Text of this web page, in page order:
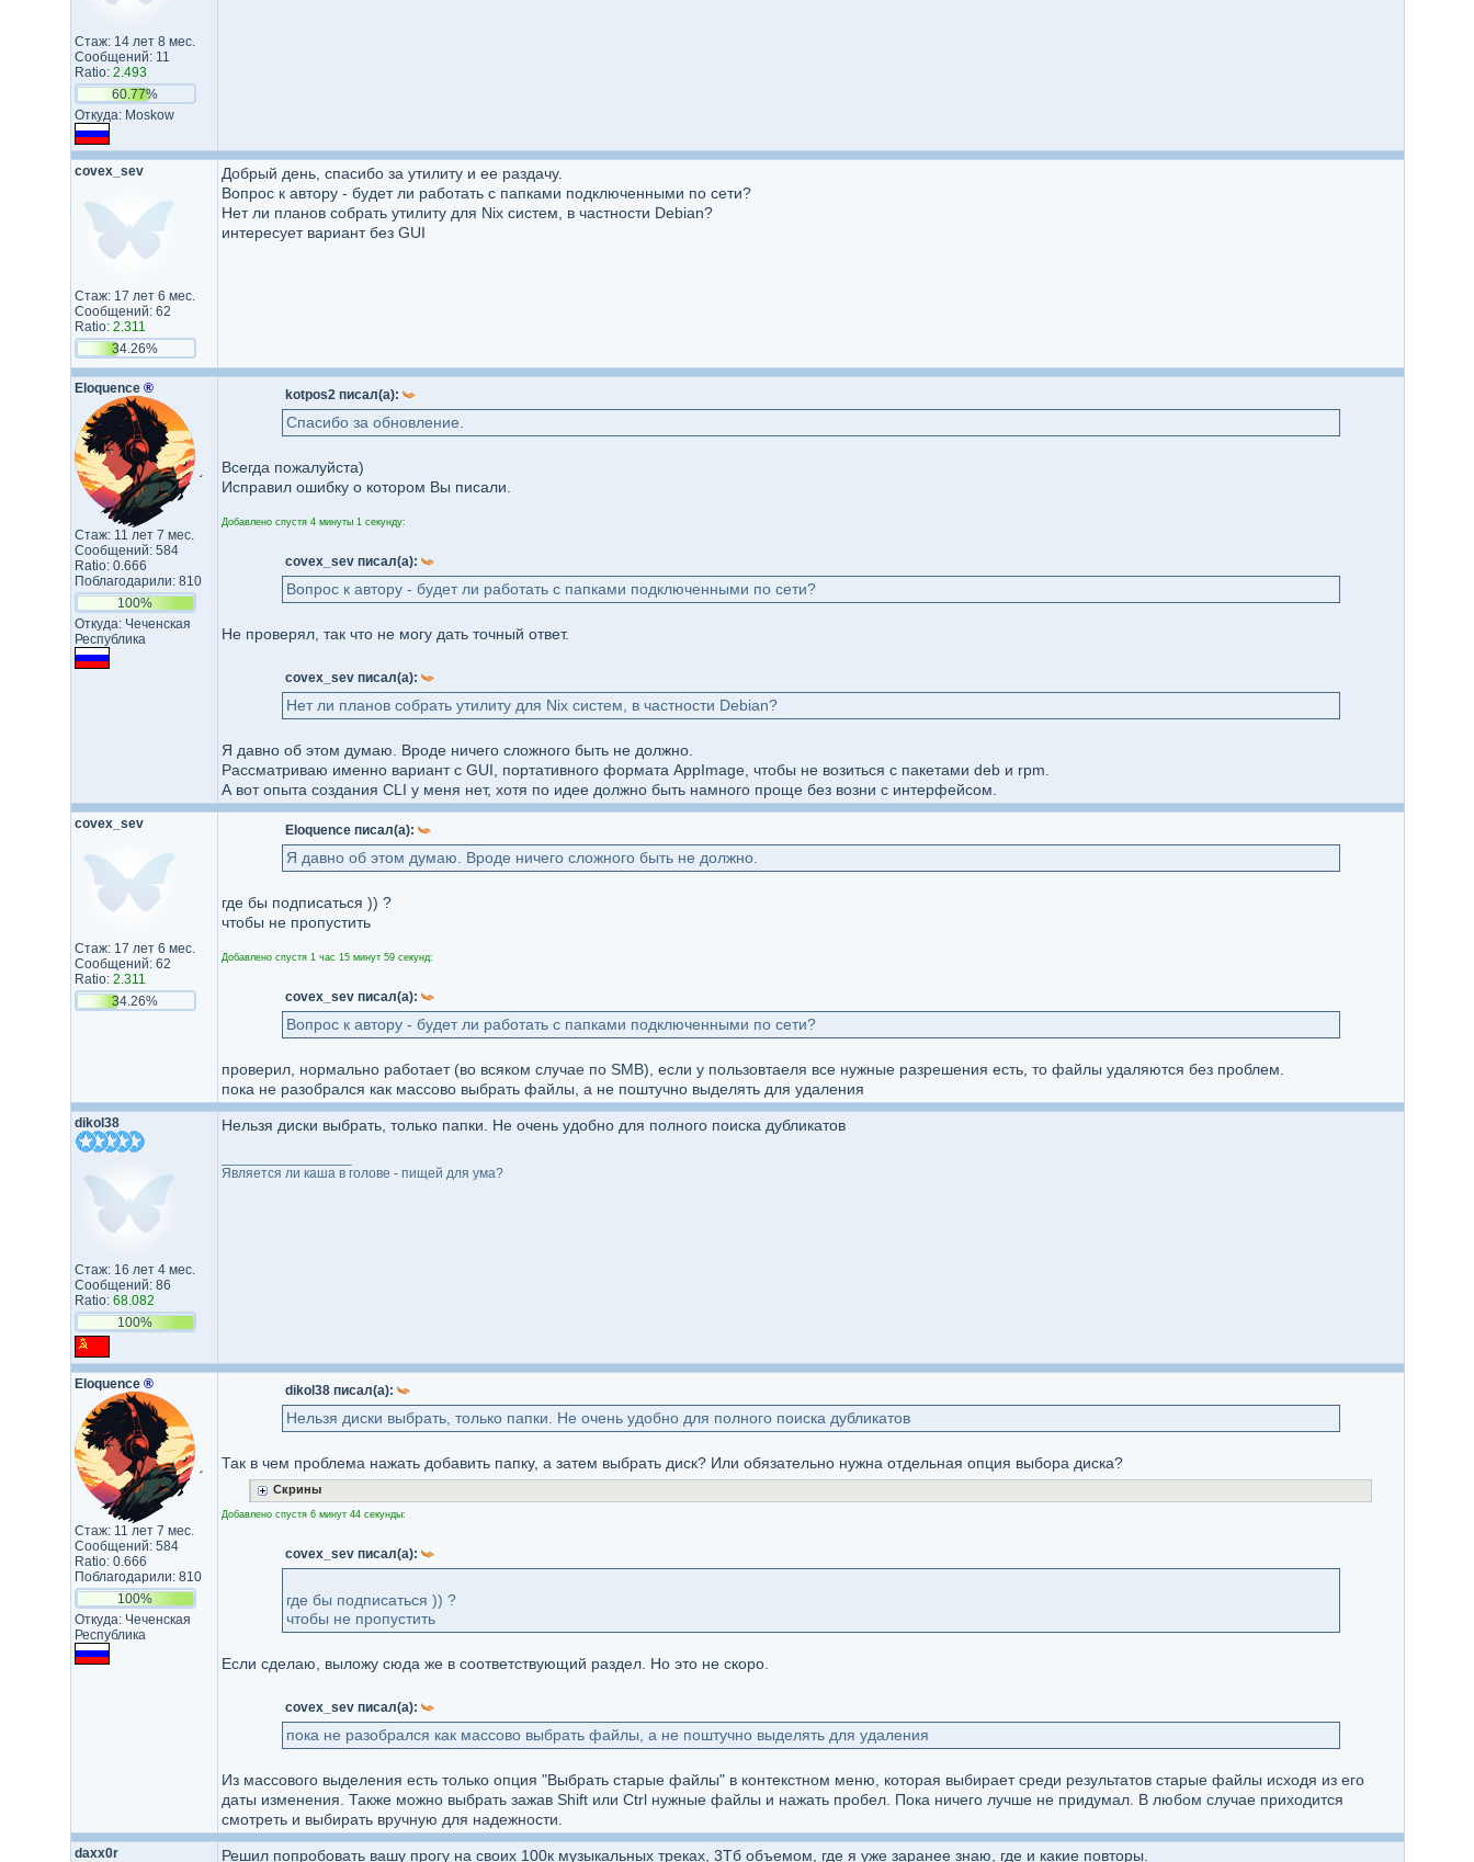
Стаж: 14 лет 8 мес.
Сообщений: 11
Ratio: 2.493
60.77%
Откуда: Moskow
covex_sev
Стаж: 17 лет 6 мес.
Сообщений: 62
Ratio: 2.311
34.26%
Добрый день, спасибо за утилиту и ее раздачу.
Вопрос к автору - будет ли работать с папками подключенными по сети?
Нет ли планов собрать утилиту для Nix систем, в частности Debian?
интересует вариант без GUI
Eloquence ®
Стаж: 11 лет 7 мес.
Сообщений: 584
Ratio: 0.666
Поблагодарили: 810
100%
Откуда: Чеченская
Республика
kotpos2 писал(а):
Спасибо за обновление.
Всегда пожалуйста)
Исправил ошибку о котором Вы писали.
Добавлено спустя 4 минуты 1 секунду:
covex_sev писал(а):
Вопрос к автору - будет ли работать с папками подключенными по сети?
Не проверял, так что не могу дать точный ответ.
covex_sev писал(а):
Нет ли планов собрать утилиту для Nix систем, в частности Debian?
Я давно об этом думаю. Вроде ничего сложного быть не должно.
Рассматриваю именно вариант с GUI, портативного формата AppImage, чтобы не возиться с пакетами deb и rpm.
А вот опыта создания CLI у меня нет, хотя по идее должно быть намного проще без возни с интерфейсом.
covex_sev
Стаж: 17 лет 6 мес.
Сообщений: 62
Ratio: 2.311
34.26%
Eloquence писал(а):
Я давно об этом думаю. Вроде ничего сложного быть не должно.
где бы подписаться )) ?
чтобы не пропустить
Добавлено спустя 1 час 15 минут 59 секунд:
covex_sev писал(а):
Вопрос к автору - будет ли работать с папками подключенными по сети?
проверил, нормально работает (во всяком случае по SMB), если у пользовтаеля все нужные разрешения есть, то файлы удаляются без проблем.
пока не разобрался как массово выбрать файлы, а не поштучно выделять для удаления
dikol38
Стаж: 16 лет 4 мес.
Сообщений: 86
Ratio: 68.082
100%
Нельзя диски выбрать, только папки. Не очень удобно для полного поиска дубликатов
Является ли каша в голове - пищей для ума?
Eloquence ®
Стаж: 11 лет 7 мес.
Сообщений: 584
Ratio: 0.666
Поблагодарили: 810
100%
Откуда: Чеченская
Республика
dikol38 писал(а):
Нельзя диски выбрать, только папки. Не очень удобно для полного поиска дубликатов
Так в чем проблема нажать добавить папку, а затем выбрать диск? Или обязательно нужна отдельная опция выбора диска?
Скрины
Добавлено спустя 6 минут 44 секунды:
covex_sev писал(а):
где бы подписаться )) ?
чтобы не пропустить
Если сделаю, выложу сюда же в соответствующий раздел. Но это не скоро.
covex_sev писал(а):
пока не разобрался как массово выбрать файлы, а не поштучно выделять для удаления
Из массового выделения есть только опция "Выбрать старые файлы" в контекстном меню, которая выбирает среди результатов старые файлы исходя из его
даты изменения. Также можно выбрать зажав Shift или Ctrl нужные файлы и нажать пробел. Пока ничего лучше не придумал. В любом случае приходится
смотреть и выбирать вручную для надежности.
daxx0r
Решил попробовать вашу прогу на своих 100к музыкальных треках, 3Тб объемом, где я уже заранее знаю, где и какие повторы.